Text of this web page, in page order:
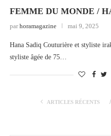
FEMME DU MONDE /
parhoramagazine mai 9, 2025
Hana Sadiq Couturière et styliste
styliste âgée de 75…
ARTICLES RÉCENTS